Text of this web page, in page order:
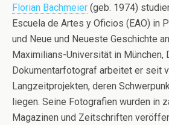
Florian Bachmeier (geb. 1974)
Escuela de Artes y Oficios (EAO) in
und Neue und Neueste Geschichte
Maximilians-Universität in München,
Dokumentarfotograf arbeitet er seit
Langzeitprojekten, deren
liegen. Seine Fotografien wurden in
Magazinen und Zeitschriften